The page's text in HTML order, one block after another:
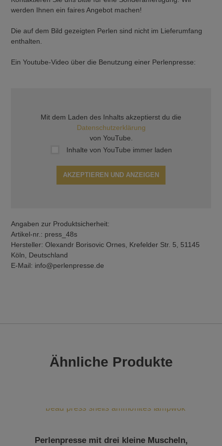
werden Ihnen ein faires Angebot machen!
Die auf dem Bild gezeigten Perlen sind nicht im Lieferumfang
enthalten.
Ein Youtube-Video über die Benutzung einer Perlenpresse:
Mit dem Laden des Inhalts akzeptierst du die
Datenschutzerklärung
von YouTube.
Inhalte von YouTube immer laden
AKZEPTIEREN UND ANZEIGEN
Angaben zur Produktsicherheit:
Artikel-nr.: press_48s
Hersteller: Olexandr Borisovic Ornes, Krefelder Str. 5, 51145
Köln, Deutschland
E-Mail: info@perlenpresse.de
Ähnliche Produkte
Perlenpresse mit drei kleine Muscheln,